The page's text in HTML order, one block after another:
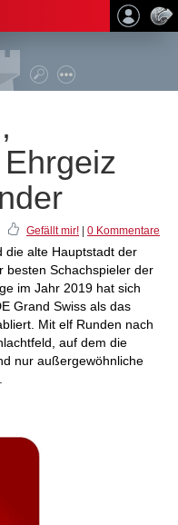
Gefällt mir! 0 Kommentare
die alte Hauptstadt der
besten Schachspieler der
im Jahr 2019 hat sich
Grand Swiss als das
Mit elf Runden nach
auf dem die
nur außergewöhnliche